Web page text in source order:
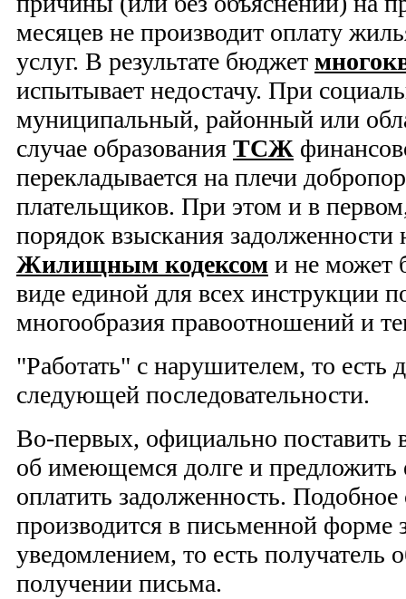
месяцев не производит оплату
услуг. В результате бюджет
испытывает недостачу. При
муниципальный, районный или
случае образования ТСЖ
перекладывается на плечи
плательщиков. При этом и в
порядок взыскания задолженности
Жилищным кодексом и не может
виде единой для всех инструкции
многообразия правоотношений и
"Работать" с нарушителем, то
следующей последовательности.
Во-первых, официально поставить
об имеющемся долге и предложить
оплатить задолженность.
производится в письменной форме
уведомлением, то есть получатель
получении письма.